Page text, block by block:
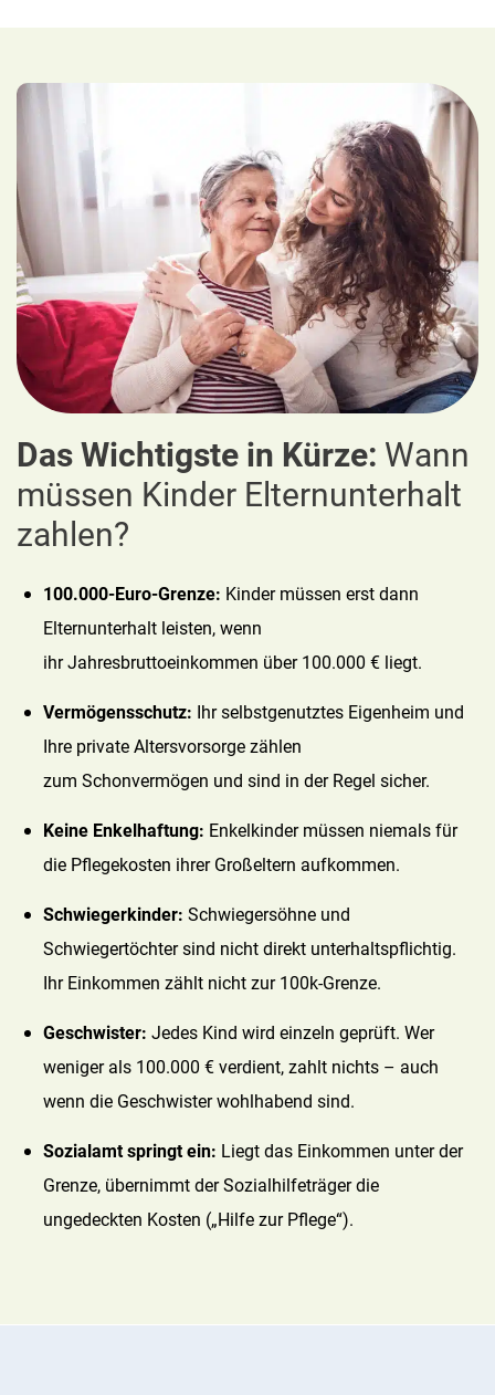
Das Wichtigste in Kürze: Wann
müssen Kinder Elternunterhalt
zahlen?
100.000-Euro-Grenze: Kinder müssen erst dann
Elternunterhalt leisten, wenn
ihr Jahresbruttoeinkommen über 100.000 € liegt.
Vermögensschutz: Ihr selbstgenutztes Eigenheim und
Ihre private Altersvorsorge zählen
zum Schonvermögen und sind in der Regel sicher.
Keine Enkelhaftung: Enkelkinder müssen niemals für
die Pflegekosten ihrer Großeltern aufkommen.
Schwiegerkinder: Schwiegersöhne und
Schwiegertöchter sind nicht direkt unterhaltspflichtig.
Ihr Einkommen zählt nicht zur 100k-Grenze.
Geschwister: Jedes Kind wird einzeln geprüft. Wer
weniger als 100.000 € verdient, zahlt nichts – auch
wenn die Geschwister wohlhabend sind.
Sozialamt springt ein: Liegt das Einkommen unter der
Grenze, übernimmt der Sozialhilfeträger die
ungedeckten Kosten („Hilfe zur Pflege“).